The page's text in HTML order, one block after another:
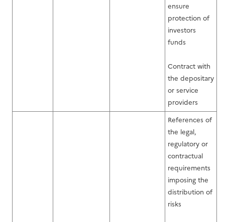
ensure
protection of
investors
funds
Contract with
the depositary
or service
providers
References of
the legal,
regulatory or
contractual
requirements
imposing the
distribution of
risks